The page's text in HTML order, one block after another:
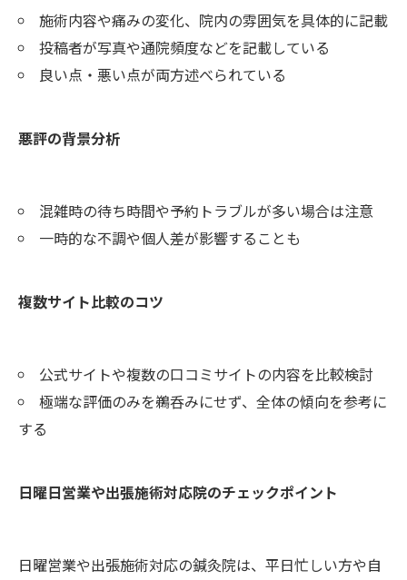
施術内容や痛みの変化、院内の雰囲気を具体的に記載
投稿者が写真や通院頻度などを記載している
良い点・悪い点が両方述べられている
悪評の背景分析
混雑時の待ち時間や予約トラブルが多い場合は注意
一時的な不調や個人差が影響することも
複数サイト比較のコツ
公式サイトや複数の口コミサイトの内容を比較検討
極端な評価のみを鵜呑みにせず、全体の傾向を参考に
する
日曜日営業や出張施術対応院のチェックポイント
日曜営業や出張施術対応の鍼灸院は、平日忙しい方や自